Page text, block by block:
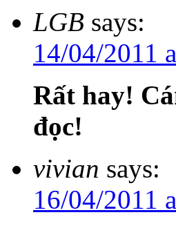
LGB says:
14/04/2011
Rất hay!
đọc!
vivian says:
16/04/2011